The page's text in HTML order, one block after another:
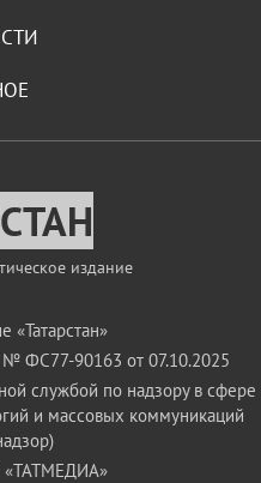
издание
«Татарстан»
ФС77-90163 от 07.10.2025
службой по надзору в сфере
и массовых коммуникаций
«ТАТМЕДИА»